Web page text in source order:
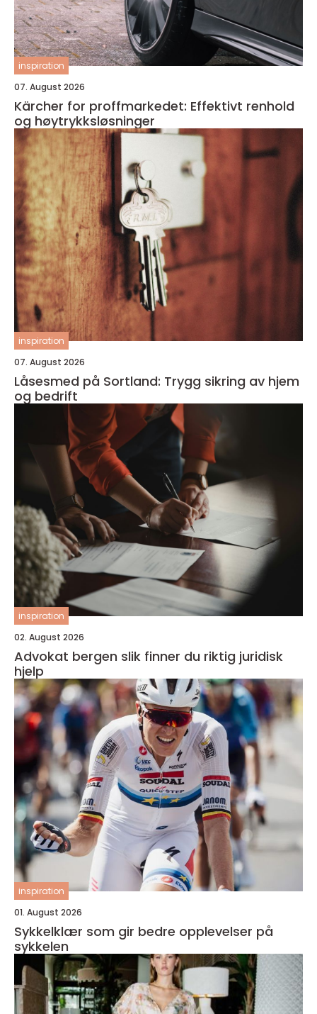
inspiration
07. August 2026
Kärcher for proffmarkedet: Effektivt renhold
og høytrykksløsninger
inspiration
07. August 2026
Låsesmed på Sortland: Trygg sikring av hjem
og bedrift
inspiration
02. August 2026
Advokat bergen slik finner du riktig juridisk
hjelp
inspiration
01. August 2026
Sykkelklær som gir bedre opplevelser på
sykkelen